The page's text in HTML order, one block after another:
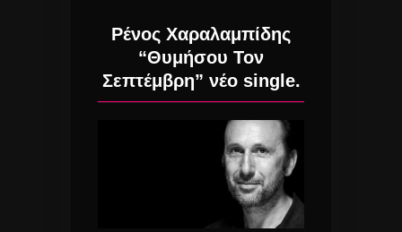
Ρένος Χαραλαμπίδης
“Θυμήσου Τον
Σεπτέμβρη” νέο single.